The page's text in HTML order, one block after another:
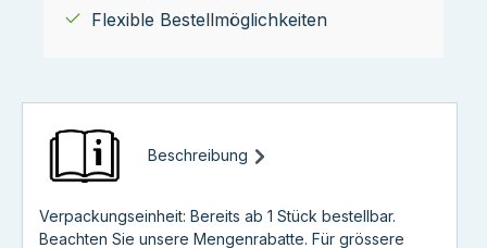
Flexible Bestellmöglichkeiten
Beschreibung
Verpackungseinheit: Bereits ab 1 Stück bestellbar.
Beachten Sie unsere Mengenrabatte. Für grössere